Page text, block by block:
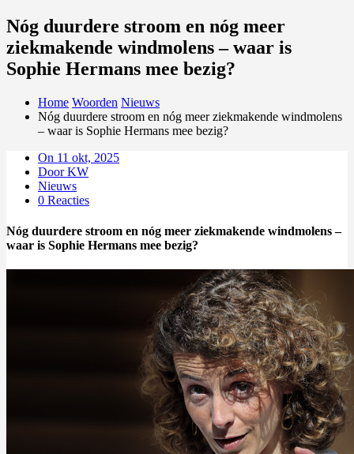
Nóg duurdere stroom en nóg meer
ziekmakende windmolens – waar is
Sophie Hermans mee bezig?
Home Woorden Nieuws
Nóg duurdere stroom en nóg meer ziekmakende windmolens
– waar is Sophie Hermans mee bezig?
On 11 okt, 2025
Door KW
Nieuws
0 Reacties
Nóg duurdere stroom en nóg meer ziekmakende windmolens –
waar is Sophie Hermans mee bezig?